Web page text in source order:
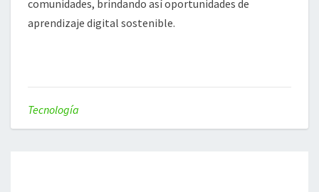
comunidades, brindando así oportunidades de
aprendizaje digital sostenible.
Tecnología